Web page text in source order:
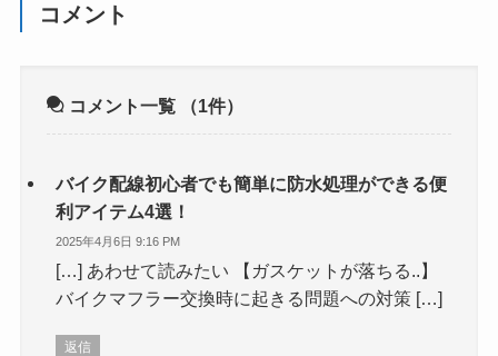
コメント
コメント一覧 （1件）
バイク配線初心者でも簡単に防水処理ができる便
利アイテム4選！
2025年4月6日 9:16 PM
[…] あわせて読みたい 【ガスケットが落ちる..】
バイクマフラー交換時に起きる問題への対策 […]
返信